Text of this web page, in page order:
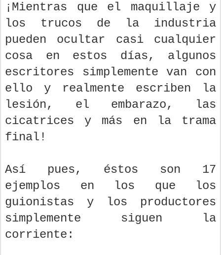
¡Mientras que el maquillaje y
los trucos de la industria
pueden ocultar casi cualquier
cosa en estos días, algunos
escritores simplemente van con
ello y realmente escriben la
lesión, el embarazo, las
cicatrices y más en la trama
final!
Así pues, éstos son 17
ejemplos en los que los
guionistas y los productores
simplemente siguen la
corriente: